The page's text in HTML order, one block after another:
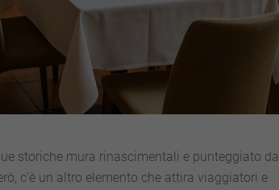
storiche mura rinascimentali e punteggiato da
c’è un altro elemento che attira viaggiatori e